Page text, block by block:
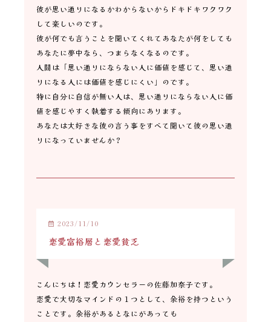
彼が思い通りになるかわからないからドキドキワクワク
して楽しいのです。
彼が何でも言うことを聞いてくれてあなたが何をしても
あなたに夢中なら、つまらなくなるのです。
人間は「思い通りにならない人に価値を感じて、思い通
りになる人には価値を感じにくい」のです。
特に自分に自信が無い人は、思い通りにならない人に価
値を感じやすく執着する傾向にあります。
あなたは大好きな彼の言う事をすべて聞いて彼の思い通
りになっていませんか？
2023/11/10
恋愛富裕層と恋愛貧乏
こんにちは！恋愛カウンセラーの佐藤加奈子です。
恋愛で大切なマインドの１つとして、余裕を持つという
ことです。余裕があるとなにがあっても